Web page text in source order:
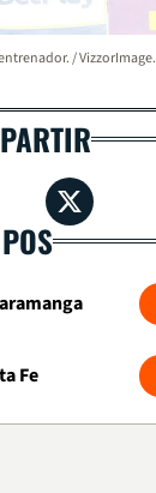
/ VizzorImage.
Fe